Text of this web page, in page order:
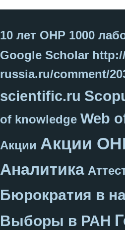
10 лет ОНР 1000
Google Scholar
russia.ru/comment/
scientific.ru
of knowledge Web
Акции Акции
Аналитика
Бюрократия в
Выборы в РАН